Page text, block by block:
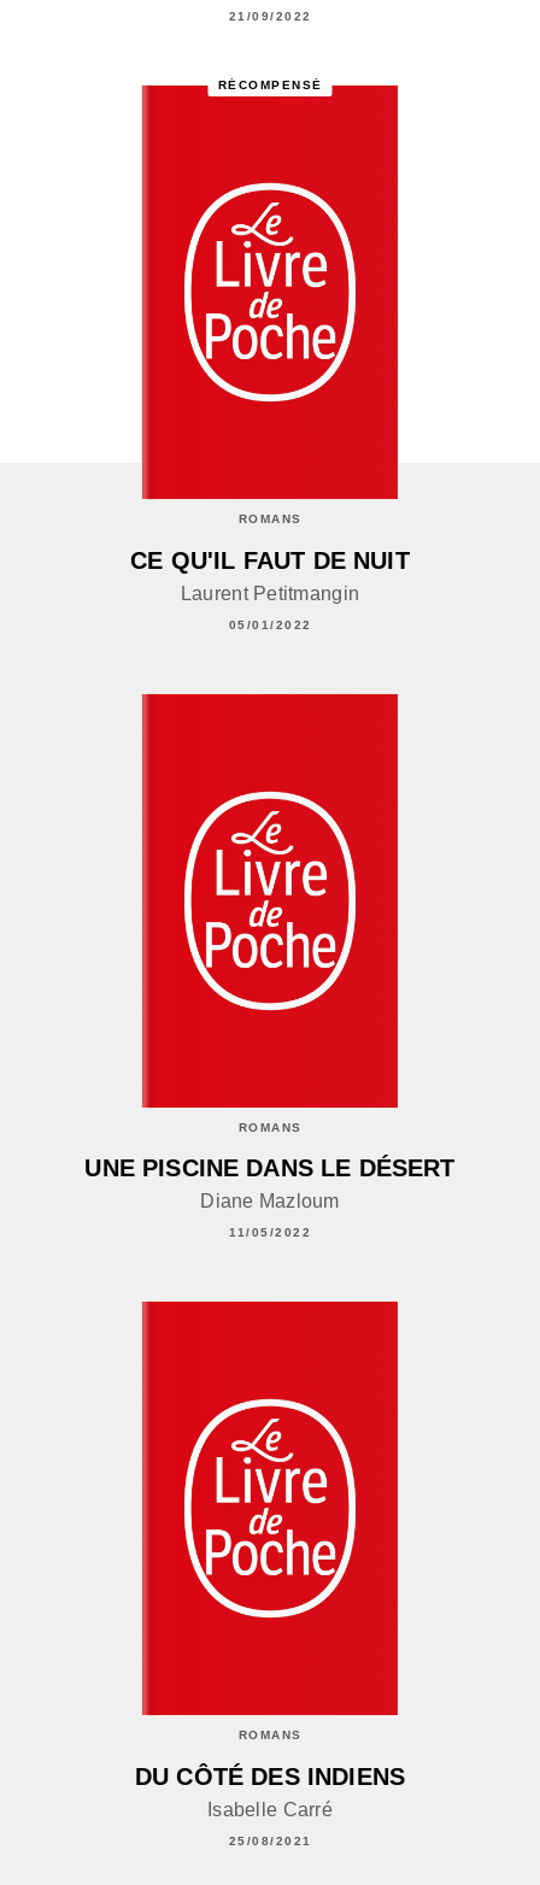
21/09/2022
RÉCOMPENSÉ
ROMANS
CE QU'IL FAUT DE NUIT
Laurent Petitmangin
05/01/2022
ROMANS
UNE PISCINE DANS LE DÉSERT
Diane Mazloum
11/05/2022
ROMANS
DU CÔTÉ DES INDIENS
Isabelle Carré
25/08/2021